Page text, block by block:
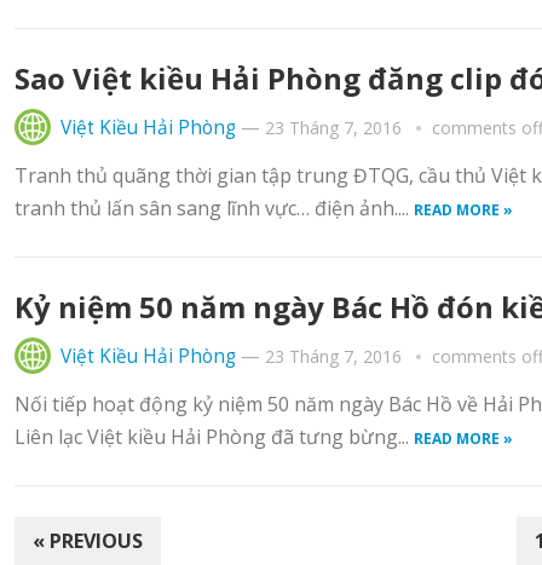
Sao Việt kiều Hải Phòng đăng clip
Việt Kiều Hải Phòng — 23 Tháng 7, 2016 comments off
Tranh thủ quãng thời gian tập trung ĐTQG, cầu thủ Việt
tranh thủ lấn sân sang lĩnh vực… điện ảnh.... READ MORE »
Kỷ niệm 50 năm ngày Bác Hồ đón
Việt Kiều Hải Phòng — 23 Tháng 7, 2016 comments off
Nối tiếp hoạt động kỷ niệm 50 năm ngày Bác Hồ về Hải
Liên lạc Việt kiều Hải Phòng đã tưng bừng... READ MORE »
PHÂN
« PREVIOUS